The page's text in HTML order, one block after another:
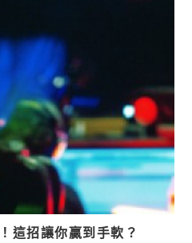
這招讓你贏到手軟？